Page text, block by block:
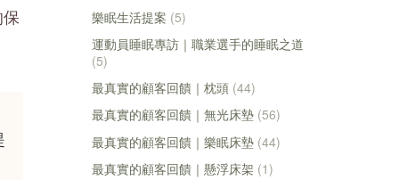
樂眠生活提案 (5)
運動員睡眠專訪｜職業選手的睡眠之道
(5)
最真實的顧客回饋｜枕頭 (44)
最真實的顧客回饋｜無光床墊 (56)
最真實的顧客回饋｜樂眠床墊 (44)
最真實的顧客回饋｜懸浮床架 (1)